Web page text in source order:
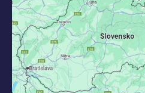
KONTAKT
+421 55 622 23 18
+421 907 919 608
legacik@legacik.sk
Legáčik s.r.o
Hrnčiarska 2/A